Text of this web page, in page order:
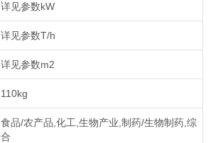
详见参数kW
详见参数T/h
详见参数m2
110kg
食品/农产品,化工,生物产业,制药/生物制药,综
合